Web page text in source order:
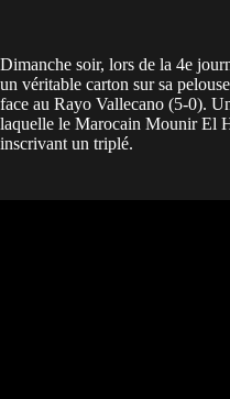
Dimanche soir, lors de la 4e
un véritable carton sur sa
face au Rayo Vallecano (5-0).
laquelle le Marocain Mounir El
inscrivant un triplé.